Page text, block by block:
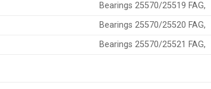
Bearings 25570/25519 FAG,
Bearings 25570/25520 FAG,
Bearings 25570/25521 FAG,